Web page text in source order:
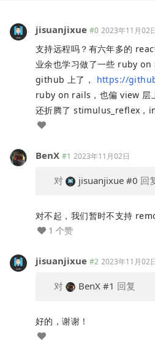
jisuanjixue #0 2023年11月02
支持远程吗？有六年多的
业余也学习做了一些 ruby
github 上了， https://
ruby on rails，也偏 view 层
还折腾了 stimulus_reflex，
BenX #1 2023年11月02日
对 jisuanjixue #0 回
对不起，我们暂时不支持
1 个赞
jisuanjixue #2 2023年11月02
对 BenX #1 回复
好的，谢谢！